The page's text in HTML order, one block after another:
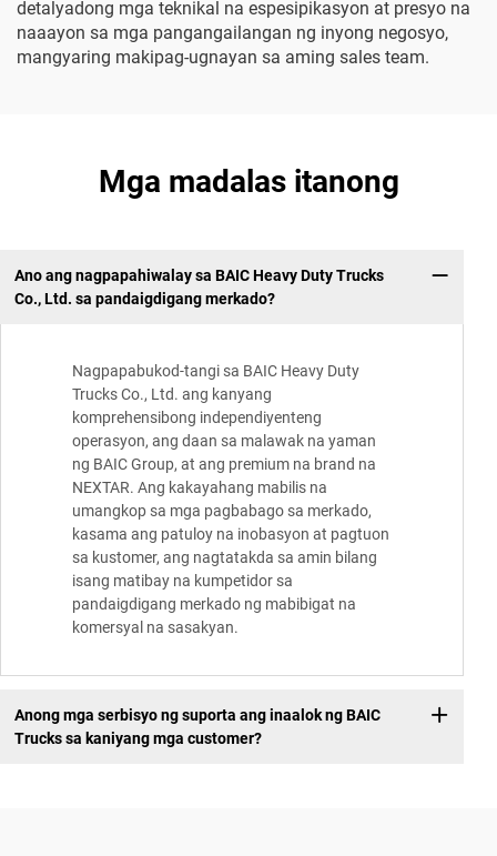
detalyadong mga teknikal na espesipikasyon at presyo na
naaayon sa mga pangangailangan ng inyong negosyo,
mangyaring makipag-ugnayan sa aming sales team.
Mga madalas itanong
Ano ang nagpapahiwalay sa BAIC Heavy Duty Trucks
Co., Ltd. sa pandaigdigang merkado?
Nagpapabukod-tangi sa BAIC Heavy Duty
Trucks Co., Ltd. ang kanyang
komprehensibong independiyenteng
operasyon, ang daan sa malawak na yaman
ng BAIC Group, at ang premium na brand na
NEXTAR. Ang kakayahang mabilis na
umangkop sa mga pagbabago sa merkado,
kasama ang patuloy na inobasyon at pagtuon
sa kustomer, ang nagtatakda sa amin bilang
isang matibay na kumpetidor sa
pandaigdigang merkado ng mabibigat na
komersyal na sasakyan.
Anong mga serbisyo ng suporta ang inaalok ng BAIC
Trucks sa kaniyang mga customer?